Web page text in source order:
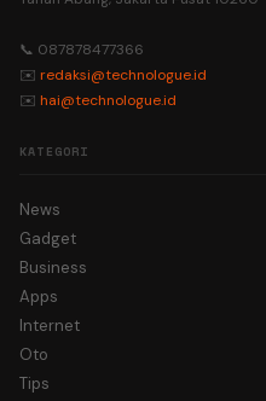
📞 087878477366
✉️ redaksi@technologue.id
✉️ hai@technologue.id
KATEGORI
News
Gadget
Business
Apps
Internet
Oto
Tips